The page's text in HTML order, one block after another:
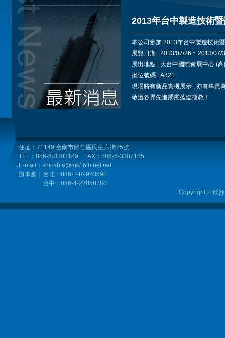
2013年台中製造技術
本公司參加 2013年台中製造技術
展覽日期 : 2013/07/26 ~ 2013/07/
展出地點 : 大台中國際會展中心 (
攤位號碼 : A821
現場將有新品實機展示 , 亦有專員
敬邀各界先進踴躍蒞臨指教！
住址：71149 台南市歸仁區民生六街25號
TEL：886-6-3303189 FAX：886-6-3387185
E-mail：shinshia@ms16.hinet.net
辦事處｜台北 ：886-2-89923598
台中：886-4-22858780
Copyright © 欣